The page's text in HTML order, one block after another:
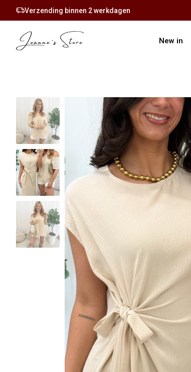
Verzending binnen 2 werkdagen
New in